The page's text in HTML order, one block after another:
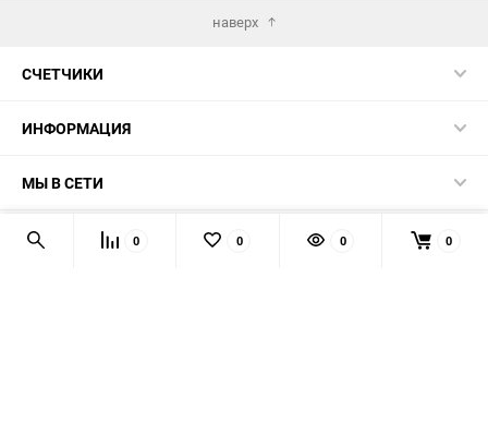
наверх
СЧЕТЧИКИ
ИНФОРМАЦИЯ
МЫ В СЕТИ
КОНТАКТЫ 0 0 0 0